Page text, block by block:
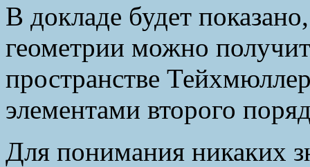
В докладе будет
геометрии можно
пространстве
элементами второго
Для понимания никаких